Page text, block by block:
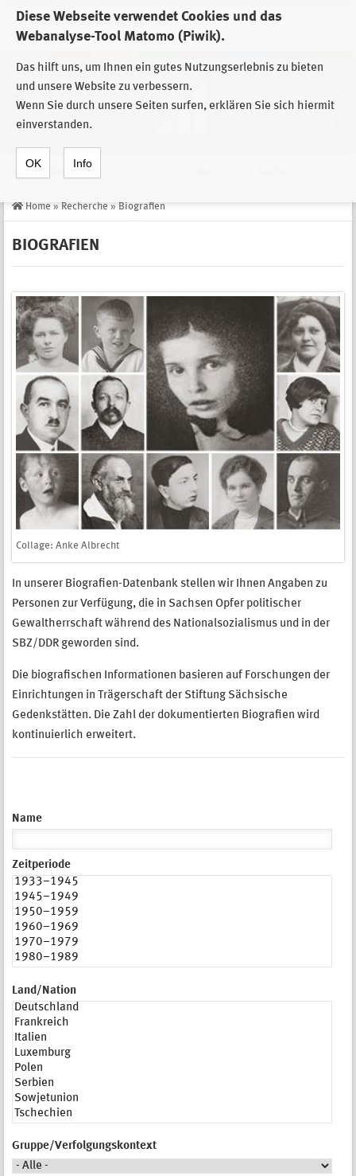
Diese Webseite verwendet Cookies und das
Webanalyse-Tool Matomo (Piwik).
Das hilft uns, um Ihnen ein gutes Nutzungserlebnis zu bieten
und unsere Website zu verbessern.
Wenn Sie durch unsere Seiten surfen, erklären Sie sich hiermit
einverstanden.
OK Info
Zur Auswahl der Einrichtungen der
Stiftung Sächsische Gedenkstätten
Home » Recherche » Biografien
BIOGRAFIEN
Collage: Anke Albrecht
In unserer Biografien-Datenbank stellen wir Ihnen Angaben zu
Personen zur Verfügung, die in Sachsen Opfer politischer
Gewaltherrschaft während des Nationalsozialismus und in der
SBZ/DDR geworden sind.
Die biografischen Informationen basieren auf Forschungen der
Einrichtungen in Trägerschaft der Stiftung Sächsische
Gedenkstätten. Die Zahl der dokumentierten Biografien wird
kontinuierlich erweitert.
Name
Zeitperiode
Land/Nation
Gruppe/Verfolgungskontext